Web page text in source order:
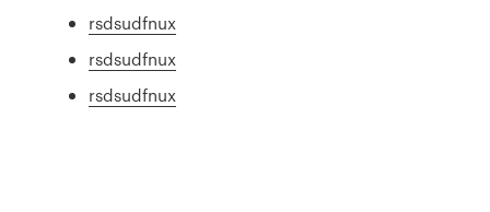
rsdsudfnux
rsdsudfnux
rsdsudfnux